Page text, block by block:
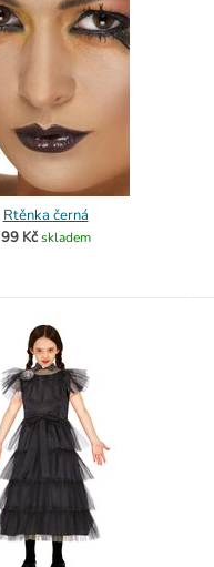
Rtěnka černá
99 Kč skladem